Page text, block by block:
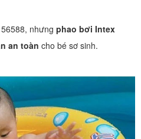
nhưng phao bơi Intex
an toàn cho bé sơ sinh.